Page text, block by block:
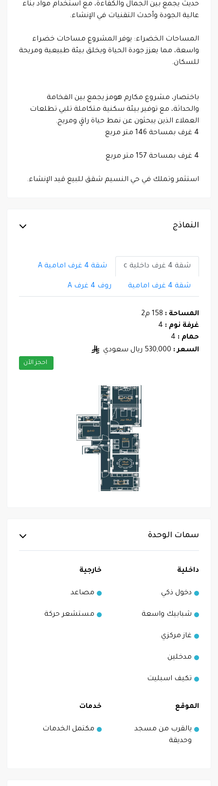
حديث يجمع بين الجمال والكفاءة، مع استخدام مواد بناء
عالية الجودة وأحدث التقنيات في الإنشاء.
المساحات الخضراء: يوفر المشروع مساحات خضراء
واسعة، مما يعزز جودة الحياة ويخلق بيئة طبيعية ومريحة
للسكان.
باختصار، مشروع مكارم هومز يجمع بين الفخامة
والحداثة، مع توفير بيئة سكنية متكاملة تلبي تطلعات
العملاء الذين يبحثون عن نمط حياة راقٍ ومريح.
4 غرف بمساحة 146 متر مربع
4 غرف بمساحة 157 متر مربع
استثمر وتملك في حي النسيم شقق للبيع قيد الإنشاء.
النماذج
شقة 4 غرف داخلية c شقة 4 غرف امامية A
شقة 4 غرف امامية روف 4 غرف A
المساحة : 158 م2
غرفة نوم : 4
حمام : 4
السعر : 530,000 ريال سعودي
احجز الآن
سمات الوحدة
داخلية
دخول ذكي
شبابيك واسعة
غاز مركزي
مدخلين
تكيف اسبليت
خارجية
مصاعد
مستشعر حركة
الموقع
يالقرب من مسجد
وحديقة
خدمات
مكتمل الخدمات